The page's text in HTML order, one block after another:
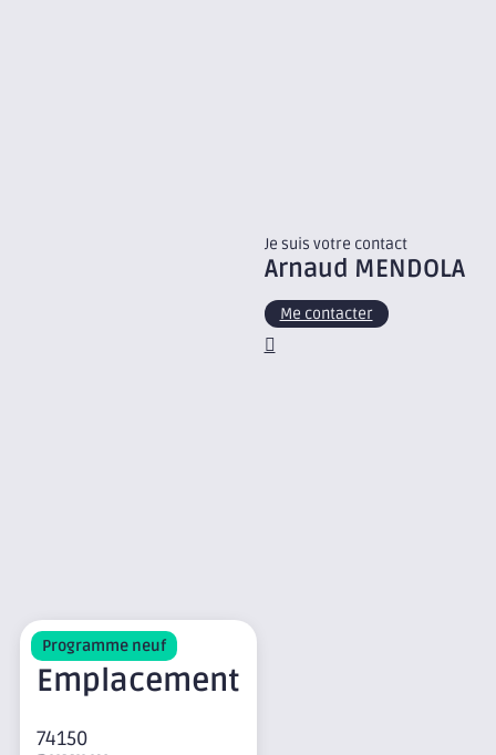
Je suis votre contact
Arnaud MENDOLA
Me contacter
Programme neuf
Emplacement
74150